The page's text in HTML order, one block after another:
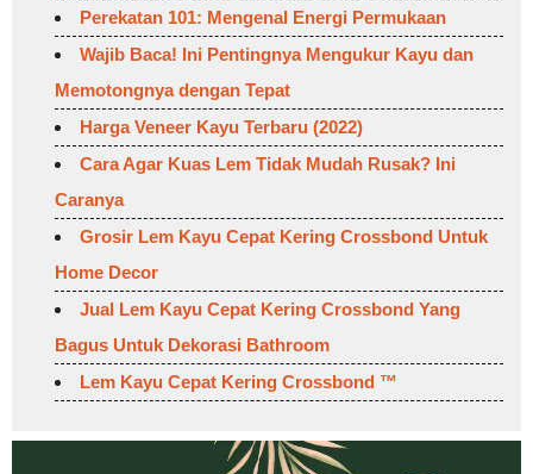
Perekatan 101: Mengenal Energi Permukaan
Wajib Baca! Ini Pentingnya Mengukur Kayu dan
Memotongnya dengan Tepat
Harga Veneer Kayu Terbaru (2022)
Cara Agar Kuas Lem Tidak Mudah Rusak? Ini
Caranya
Grosir Lem Kayu Cepat Kering Crossbond Untuk
Home Decor
Jual Lem Kayu Cepat Kering Crossbond Yang
Bagus Untuk Dekorasi Bathroom
Lem Kayu Cepat Kering Crossbond ™